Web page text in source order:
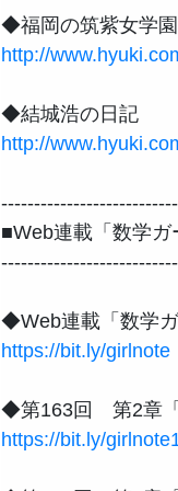
http://
http://
■Web連載「数学ガ
https://bit.ly/girlnote
https://bit.ly/